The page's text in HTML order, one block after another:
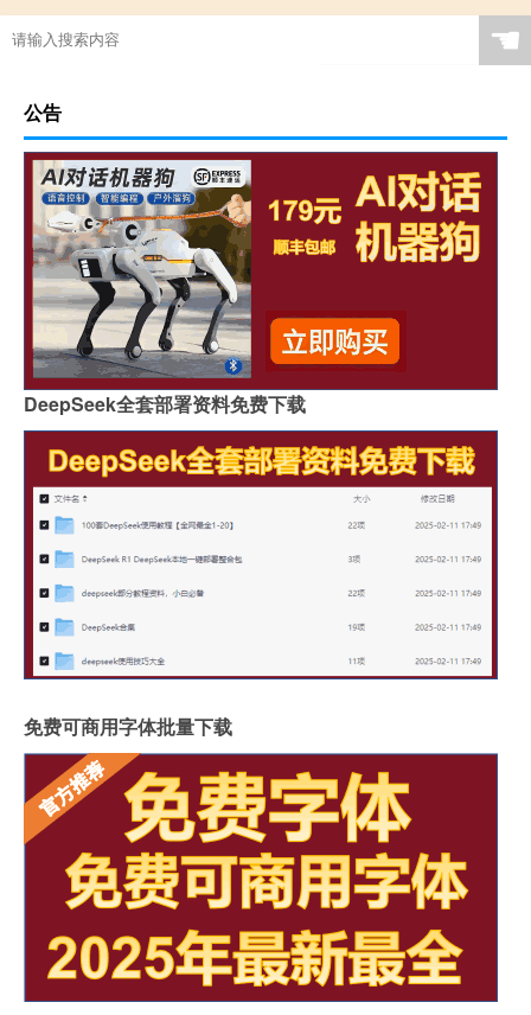
☚
公告
DeepSeek全套部署资料免费下载
免费可商用字体批量下载